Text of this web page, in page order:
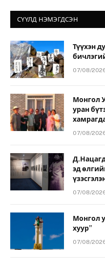
СҮҮЛД НЭМЭГДСЭН
Түүхэн
07/08/
Монгол
уран
07/08/
эд
07/08/
Монгол
хуур”
07/08/